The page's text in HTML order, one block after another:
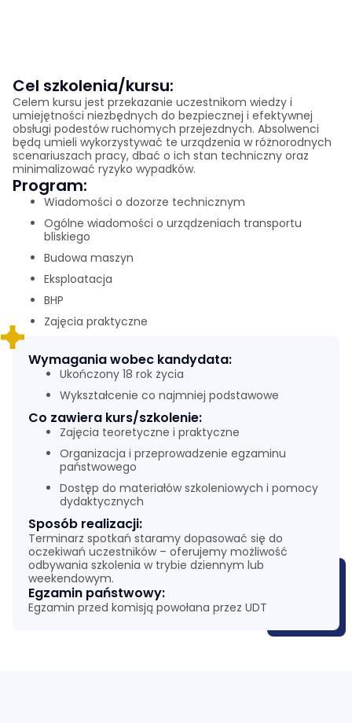
Cel szkolenia/kursu:
Celem kursu jest przekazanie uczestnikom wiedzy i
umiejętności niezbędnych do bezpiecznej i efektywnej
obsługi podestów ruchomych przejezdnych. Absolwenci
będą umieli wykorzystywać te urządzenia w różnorodnych
scenariuszach pracy, dbać o ich stan techniczny oraz
minimalizować ryzyko wypadków.
Program:
Wiadomości o dozorze technicznym
Ogólne wiadomości o urządzeniach transportu
bliskiego
Budowa maszyn
Eksploatacja
BHP
Zajęcia praktyczne
Wymagania wobec kandydata:
Ukończony 18 rok życia
Wykształcenie co najmniej podstawowe
Co zawiera kurs/szkolenie:
Zajęcia teoretyczne i praktyczne
Organizacja i przeprowadzenie egzaminu
państwowego
Dostęp do materiałów szkoleniowych i pomocy
dydaktycznych
Sposób realizacji:
Terminarz spotkań staramy dopasować się do
oczekiwań uczestników – oferujemy możliwość
odbywania szkolenia w trybie dziennym lub
weekendowym.
Egzamin państwowy:
Egzamin przed komisją powołana przez UDT